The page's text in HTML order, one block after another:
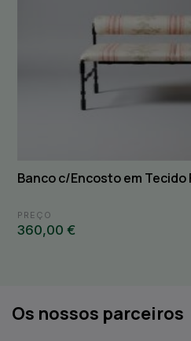
Banco c/Encosto em Tecido
PREÇO
360,00 €
Os nossos parceiros